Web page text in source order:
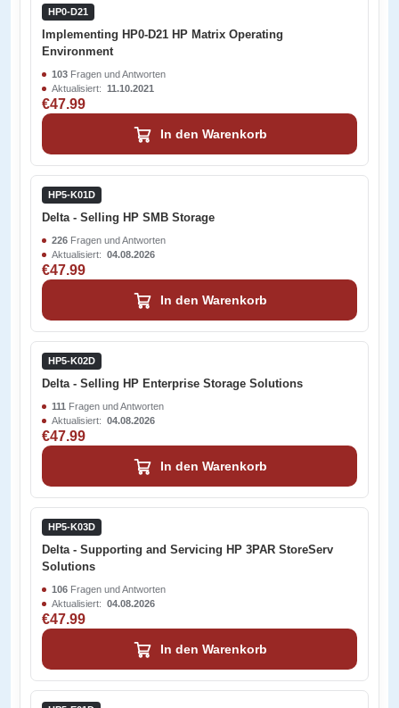
HP0-D21
Implementing HP0-D21 HP Matrix Operating
Environment
103 Fragen und Antworten
Aktualisiert: 11.10.2021
€47.99
In den Warenkorb
HP5-K01D
Delta - Selling HP SMB Storage
226 Fragen und Antworten
Aktualisiert: 04.08.2026
€47.99
In den Warenkorb
HP5-K02D
Delta - Selling HP Enterprise Storage Solutions
111 Fragen und Antworten
Aktualisiert: 04.08.2026
€47.99
In den Warenkorb
HP5-K03D
Delta - Supporting and Servicing HP 3PAR StoreServ
Solutions
106 Fragen und Antworten
Aktualisiert: 04.08.2026
€47.99
In den Warenkorb